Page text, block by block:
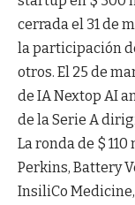
cerrada el 31 de
la participación
otros. El 25 de
de IA Nextop AI
de la Serie A
La ronda de $
Perkins, Battery
InsiliCo